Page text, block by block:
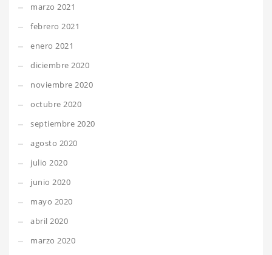
marzo 2021
febrero 2021
enero 2021
diciembre 2020
noviembre 2020
octubre 2020
septiembre 2020
agosto 2020
julio 2020
junio 2020
mayo 2020
abril 2020
marzo 2020